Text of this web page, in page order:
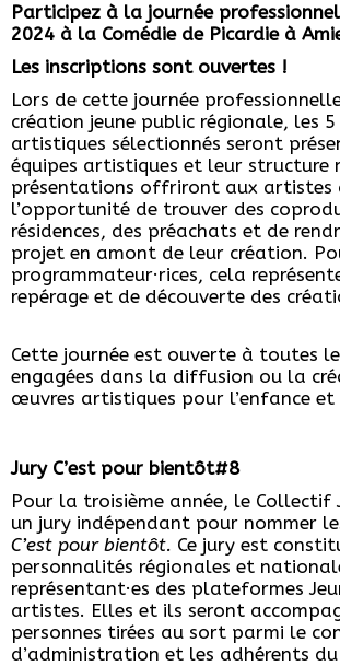
Participez à la journée
2024 à la Comédie de Picardie à
Les inscriptions sont ouvertes !
Lors de cette journée
création jeune public régionale, les
artistiques sélectionnés seront
équipes artistiques et leur structure
présentations offriront aux artistes
l’opportunité de trouver des
résidences, des préachats et de
projet en amont de leur création.
programmateur·rices, cela
repérage et de découverte des
Cette journée est ouverte à toutes
engagées dans la diffusion ou la
œuvres artistiques pour l’enfance et
Jury C’est pour bientôt#8
Pour la troisième année, le Collectif
un jury indépendant pour nommer
C’est pour bientôt. Ce jury est
personnalités régionales et
représentant·es des plateformes
artistes. Elles et ils seront
personnes tirées au sort parmi le
d’administration et les adhérents